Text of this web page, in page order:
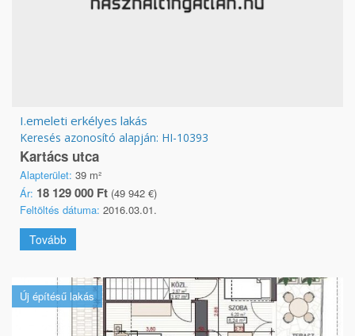
I.emeleti erkélyes lakás
Keresés azonosító alapján: HI-10393
Kartács utca
Alapterület: 39 m²
Ár: 18 129 000 Ft (49 942 €)
Feltöltés dátuma: 2016.03.01.
Tovább
Új építésű lakás